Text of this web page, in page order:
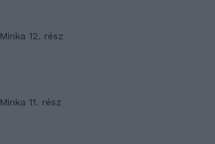
Minka 12. rész
Minka 11. rész